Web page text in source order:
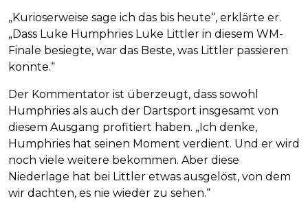
„Kurioserweise sage ich das bis heute“, erklärte er.
„Dass Luke Humphries Luke Littler in diesem WM-
Finale besiegte, war das Beste, was Littler passieren
konnte.“
Der Kommentator ist überzeugt, dass sowohl
Humphries als auch der Dartsport insgesamt von
diesem Ausgang profitiert haben. „Ich denke,
Humphries hat seinen Moment verdient. Und er wird
noch viele weitere bekommen. Aber diese
Niederlage hat bei Littler etwas ausgelöst, von dem
wir dachten, es nie wieder zu sehen.“